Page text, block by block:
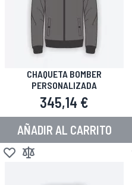
CHAQUETA BOMBER
PERSONALIZADA
345,14 €
AÑADIR AL CARRITO
Añadir a la Lista de Deseos
Añadir para comparar